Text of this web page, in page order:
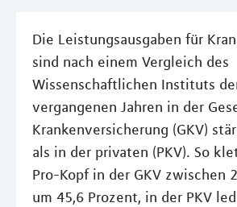
Die Leistungsausgaben für
sind nach einem Vergleich des
Wissenschaftlichen Instituts
vergangenen Jahren in der
Krankenversicherung (GKV)
als in der privaten (PKV). So
Pro-Kopf in der GKV zwischen
um 45,6 Prozent, in der PKV